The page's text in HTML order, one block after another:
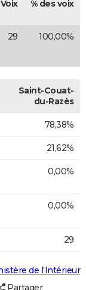
Voix % des voix
29 100,00%
Saint-Couat-
du-Razès
78,38%
21,62%
0,00%
0,00%
29
de l’Intérieur
Partager